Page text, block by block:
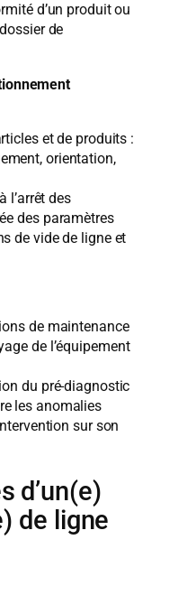
d’un produit ou
de
et de produits :
orientation,
l’arrêt des
des paramètres
de vide de ligne et
de maintenance
de l’équipement
du pré-diagnostic
les anomalies
sur son
d’un(e)
de ligne